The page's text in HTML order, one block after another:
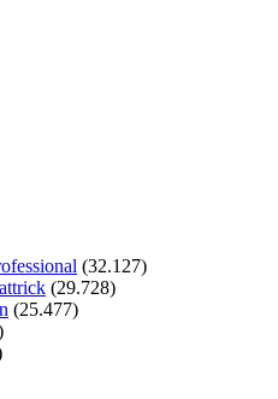
(32.127)
(29.728)
(25.477)